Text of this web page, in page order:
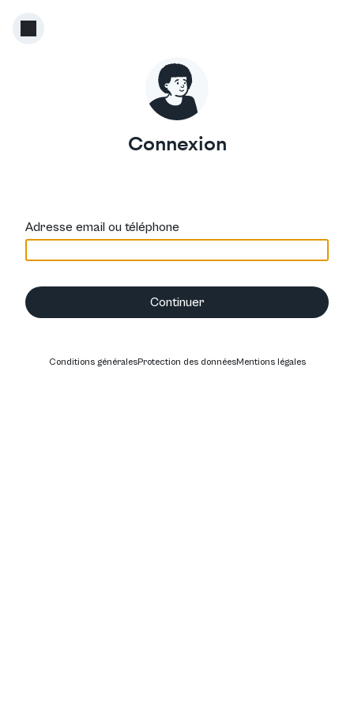
Connexion
Adresse email ou téléphone
Continuer
Conditions généralesProtection des donnéesMentions légales